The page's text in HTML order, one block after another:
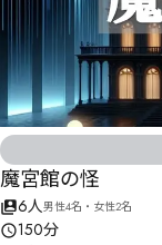
魔宮館の怪
6人男性4名・女性2名
150分